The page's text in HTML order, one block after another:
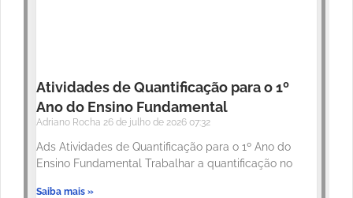
Atividades de Quantificação para o 1º
Ano do Ensino Fundamental
Adriano Rocha 26 de julho de 2026 07:32
Ads Atividades de Quantificação para o 1º Ano do
Ensino Fundamental Trabalhar a quantificação no
Saiba mais »